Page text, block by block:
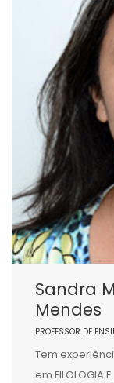
Sandra
Mendes
PROFESSOR DE
Tem
em FILOLOGIA